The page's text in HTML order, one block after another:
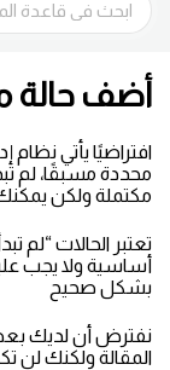
أضف حالة
محددة مسبقًا، لم تبدأ
مكتملة ولكن يمكنك
تعتبر الحالات “لم
أساسية ولا يجب
بشكل صحيح
المقالة ولكنك لن